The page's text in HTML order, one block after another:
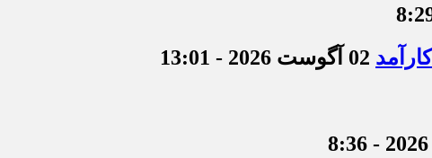
02 آگوست 2026 - 13:01